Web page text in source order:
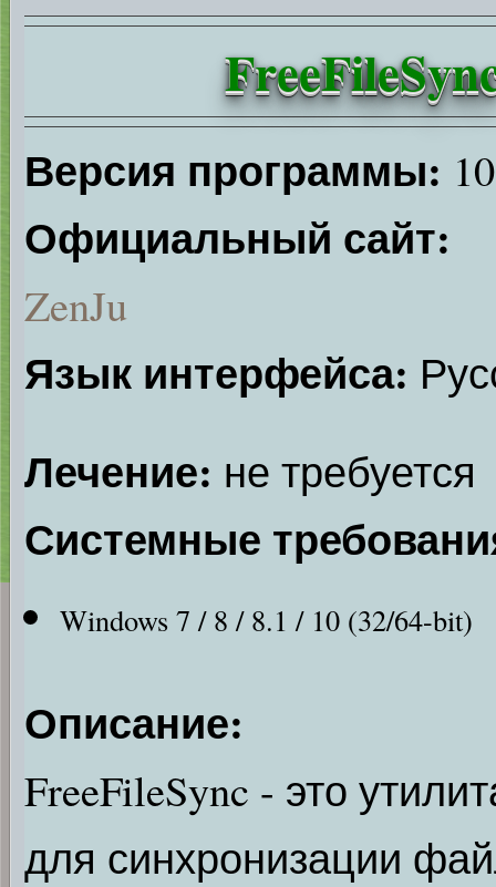
Версия программы:
Официальный сайт:
ZenJu
Язык интерфейса:
Лечение: не требуется
Системные
Windows 7 / 8 / 8.1 / 10 (32/64-bit)
Описание:
FreeFileSync - это
для синхронизации